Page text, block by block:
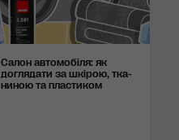
Салон автомобіля: як
догляда­ти за шкі­рою, тка­
ни­ною та пла­сти­ком